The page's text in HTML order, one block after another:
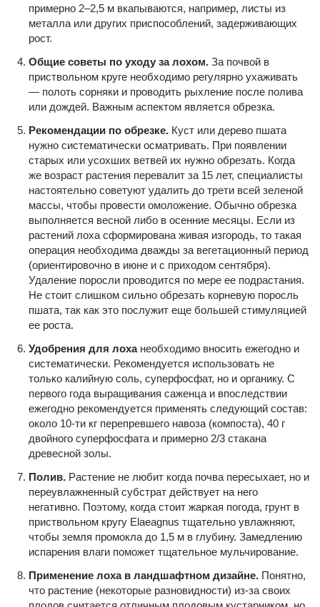
примерно 2–2,5 м вкапываются, например, листы из
металла или других приспособлений, задерживающих
рост.
Общие советы по уходу за лохом. За почвой в
приствольном круге необходимо регулярно ухаживать
— полоть сорняки и проводить рыхление после полива
или дождей. Важным аспектом является обрезка.
Рекомендации по обрезке. Куст или дерево пшата
нужно систематически осматривать. При появлении
старых или усохших ветвей их нужно обрезать. Когда
же возраст растения перевалит за 15 лет, специалисты
настоятельно советуют удалить до трети всей зеленой
массы, чтобы провести омоложение. Обычно обрезка
выполняется весной либо в осенние месяцы. Если из
растений лоха сформирована живая изгородь, то такая
операция необходима дважды за вегетационный период
(ориентировочно в июне и с приходом сентября).
Удаление поросли проводится по мере ее подрастания.
Не стоит слишком сильно обрезать корневую поросль
пшата, так как это послужит еще большей стимуляцией
ее роста.
Удобрения для лоха необходимо вносить ежегодно и
систематически. Рекомендуется использовать не
только калийную соль, суперфосфат, но и органику. С
первого года выращивания саженца и впоследствии
ежегодно рекомендуется применять следующий состав:
около 10-ти кг перепревшего навоза (компоста), 40 г
двойного суперфосфата и примерно 2/3 стакана
древесной золы.
Полив. Растение не любит когда почва пересыхает, но и
переувлажненный субстрат действует на него
негативно. Поэтому, когда стоит жаркая погода, грунт в
приствольном кругу Elaeagnus тщательно увлажняют,
чтобы земля промокла до 1,5 м в глубину. Замедлению
испарения влаги поможет тщательное мульчирование.
Применение лоха в ландшафтном дизайне. Понятно,
что растение (некоторые разновидности) из-за своих